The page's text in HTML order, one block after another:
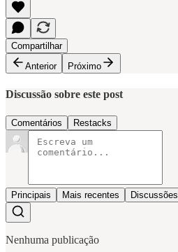
Compartilhar
Anterior
Próximo
Discussão sobre este post
Comentários Restacks
Principais Mais recentes Discussões
Nenhuma publicação